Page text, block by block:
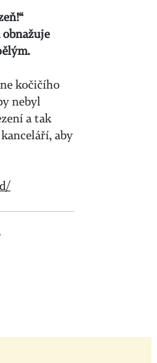
kočičího
nebyl
a tak
aby